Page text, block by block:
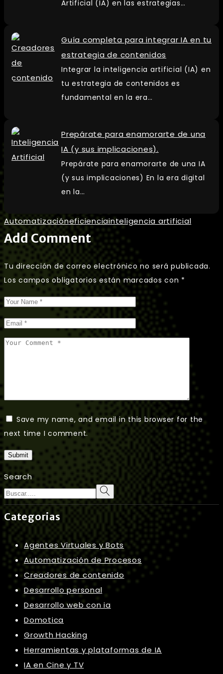
Artificial (IA) en las estrategias…
Guía completa para integrar IA en tu
estrategia de contenidos
Integrar la inteligencia artificial (IA) en
tu estrategia de contenidos es
fundamental en la era…
Prepárate para enamorarte de una
IA (y sus implicaciones).
Prepárate para enamorarte de una IA
(y sus implicaciones) En la era digital
en la…
Automatizacióneficienciainteligencia artificial
Add Comment
Tu dirección de correo electrónico no será publicada.
Los campos obligatorios están marcados con *
Save my name, and email in this browser for the
next time I comment.
Submit
Search
Categorias
Agentes Virtuales y Bots
Automatización de Procesos
Creadores de contenido
Desarrollo personal
Desarrollo web con ia
Domotica
Growth Hacking
Herramientas y plataformas de IA
IA en Cine y TV